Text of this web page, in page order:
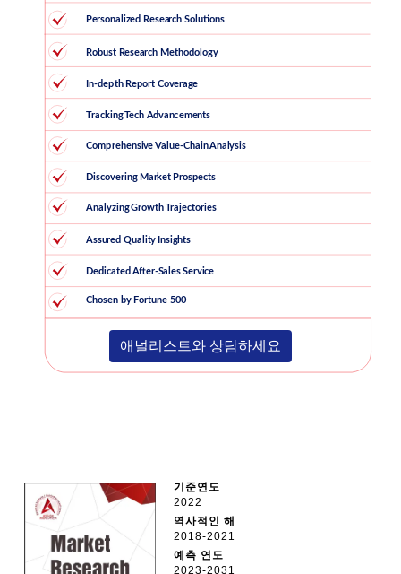
애널리스트와 상담하세요
기준연도
2022
역사적인 해
2018-2021
예측 연도
2023-2031